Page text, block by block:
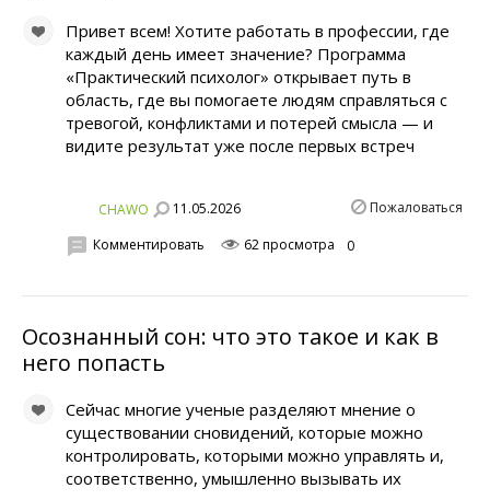
Привет всем! Хотите работать в профессии, где
каждый день имеет значение? Программа
«Практический психолог» открывает путь в
область, где вы помогаете людям справляться с
тревогой, конфликтами и потерей смысла — и
видите результат уже после первых встреч
CHAWO 11.05.2026 Пожаловаться
Комментировать 62 просмотра 0
Осознанный сон: что это такое и как в
него попасть
Сейчас многие ученые разделяют мнение о
существовании сновидений, которые можно
контролировать, которыми можно управлять и,
соответственно, умышленно вызывать их